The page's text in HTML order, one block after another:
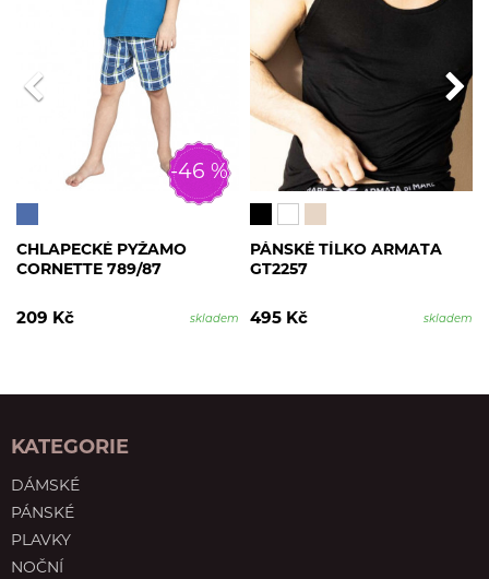
-46 %
CHLAPECKÉ PYŽAMO
CORNETTE 789/87
209 Kč skladem
PÁNSKÉ TÍLKO ARMATA
GT2257
495 Kč skladem
KATEGORIE
DÁMSKÉ
PÁNSKÉ
PLAVKY
NOČNÍ